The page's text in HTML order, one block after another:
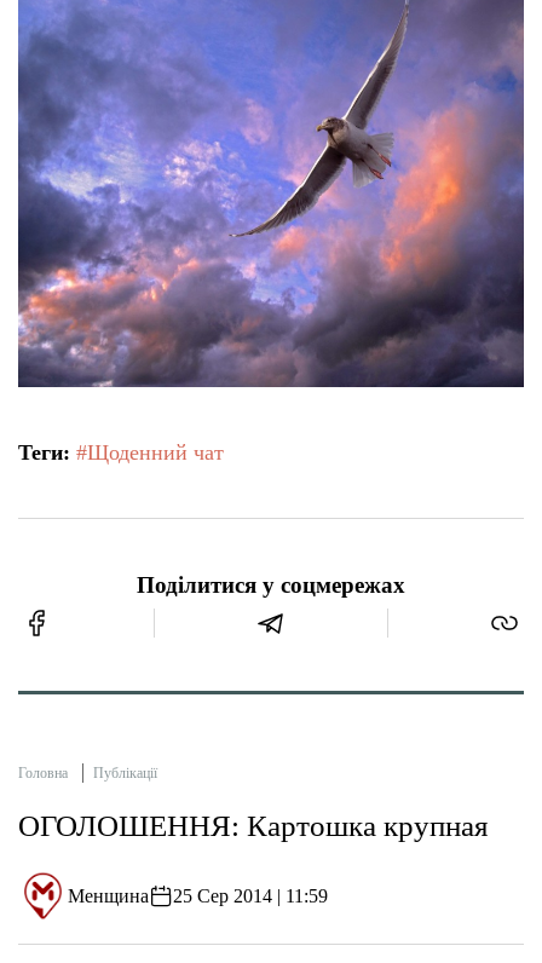
Теги: #Щоденний чат
Поділитися у соцмережах
Головна Публікації
ОГОЛОШЕННЯ: Картошка крупная
Менщина 25 Сер 2014 | 11:59